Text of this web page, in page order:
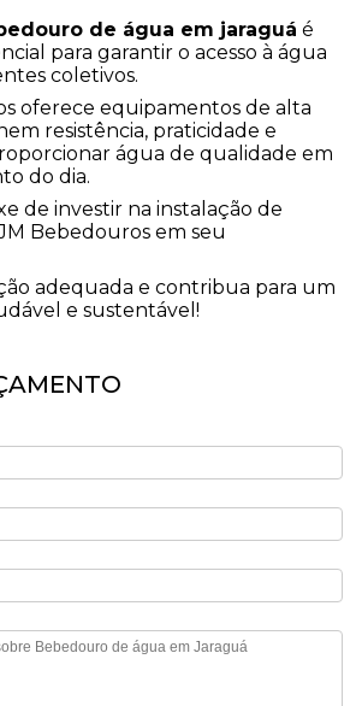
de água em jaraguá é
para garantir o acesso à água
coletivos.
oferece equipamentos de alta
resistência, praticidade e
água de qualidade em
do dia.
de investir na instalação de
Bebedouros em seu
adequada e contribua para um
e sustentável!